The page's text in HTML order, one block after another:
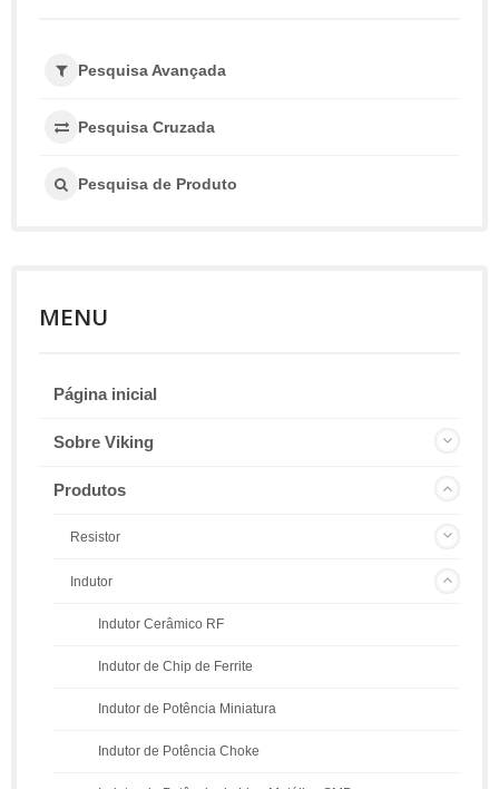
Pesquisa Avançada
Pesquisa Cruzada
Pesquisa de Produto
MENU
Página inicial
Sobre Viking
Produtos
Resistor
Indutor
Indutor Cerâmico RF
Indutor de Chip de Ferrite
Indutor de Potência Miniatura
Indutor de Potência Choke